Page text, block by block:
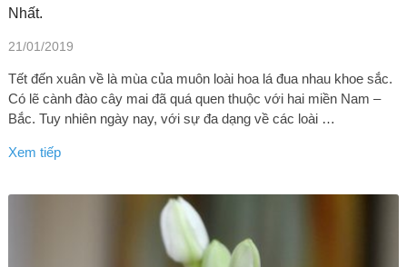
Nhất.
21/01/2019
Tết đến xuân về là mùa của muôn loài hoa lá đua nhau khoe sắc.
Có lẽ cành đào cây mai đã quá quen thuộc với hai miền Nam –
Bắc. Tuy nhiên ngày nay, với sự đa dạng về các loài …
Xem tiếp